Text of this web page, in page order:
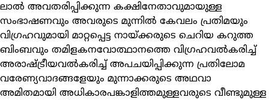
ലാല്‍ അവതരിപ്പിക്കുന്ന കക്ഷിനേതാവുമായുള്ള
സംഭാഷണവും അവരുടെ മുന്നില്‍ കേവലം പ്രതിമയും
വിഗ്രഹവുമായി മാറ്റപ്പെട്ട നായ്ക്കരുടെ ചെറിയ കറുത്ത
ബിംബവും തമിളകനവോത്ഥാനത്തെ വിഗ്രഹവല്‍കരിച്ച്
അരാഷ്ട്രീയവല്‍കരിച്ച് അപചയിപ്പിക്കുന്ന പ്രതിലോമ
വരേണ്യവാദങ്ങളേയും മുന്നാക്കരുടെ അഥവാ
അമിതമായി അധികാരപങ്കാളിത്തമുള്ളവരുടെ വീണ്ടുമുള്ള